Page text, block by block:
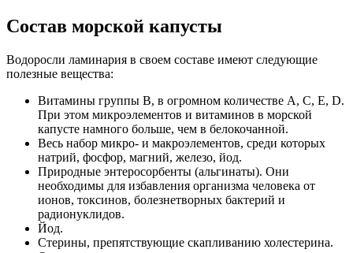
Состав морской капусты
Водоросли ламинария в своем составе имеют следующие
полезные вещества:
Витамины группы B, в огромном количестве A, C, E, D.
При этом микроэлементов и витаминов в морской
капусте намного больше, чем в белокочанной.
Весь набор микро- и макроэлементов, среди которых
натрий, фосфор, магний, железо, йод.
Природные энтеросорбенты (альгинаты). Они
необходимы для избавления организма человека от
ионов, токсинов, болезнетворных бактерий и
радионуклидов.
Йод.
Стерины, препятствующие скапливанию холестерина.